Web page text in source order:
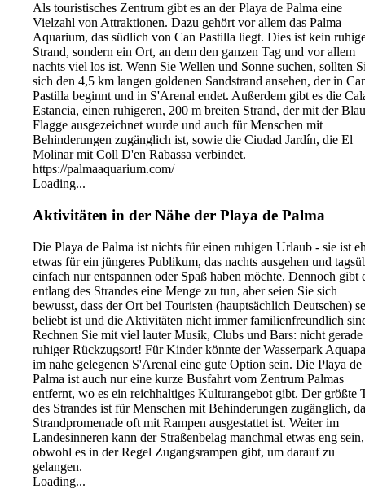
Als touristisches Zentrum gibt es an der Playa de Palma eine
Vielzahl von Attraktionen. Dazu gehört vor allem das Palma
Aquarium, das südlich von Can Pastilla liegt. Dies ist kein
Strand, sondern ein Ort, an dem den ganzen Tag und vor allem
nachts viel los ist. Wenn Sie Wellen und Sonne suchen, sollten
sich den 4,5 km langen goldenen Sandstrand ansehen, der in
Pastilla beginnt und in S'Arenal endet. Außerdem gibt es die
Estancia, einen ruhigeren, 200 m breiten Strand, der mit der
Flagge ausgezeichnet wurde und auch für Menschen mit
Behinderungen zugänglich ist, sowie die Ciudad Jardín, die El
Molinar mit Coll D'en Rabassa verbindet.
https://palmaaquarium.com/
Loading...
Aktivitäten in der Nähe der Playa de Palma
Die Playa de Palma ist nichts für einen ruhigen Urlaub - sie ist
etwas für ein jüngeres Publikum, das nachts ausgehen und
einfach nur entspannen oder Spaß haben möchte. Dennoch gibt
entlang des Strandes eine Menge zu tun, aber seien Sie sich
bewusst, dass der Ort bei Touristen (hauptsächlich Deutschen)
beliebt ist und die Aktivitäten nicht immer familienfreundlich
Rechnen Sie mit viel lauter Musik, Clubs und Bars: nicht gerade
ruhiger Rückzugsort! Für Kinder könnte der Wasserpark
im nahe gelegenen S'Arenal eine gute Option sein. Die Playa de
Palma ist auch nur eine kurze Busfahrt vom Zentrum Palmas
entfernt, wo es ein reichhaltiges Kulturangebot gibt. Der größte
des Strandes ist für Menschen mit Behinderungen zugänglich,
Strandpromenade oft mit Rampen ausgestattet ist. Weiter im
Landesinneren kann der Straßenbelag manchmal etwas eng sein,
obwohl es in der Regel Zugangsrampen gibt, um darauf zu
gelangen.
Loading...